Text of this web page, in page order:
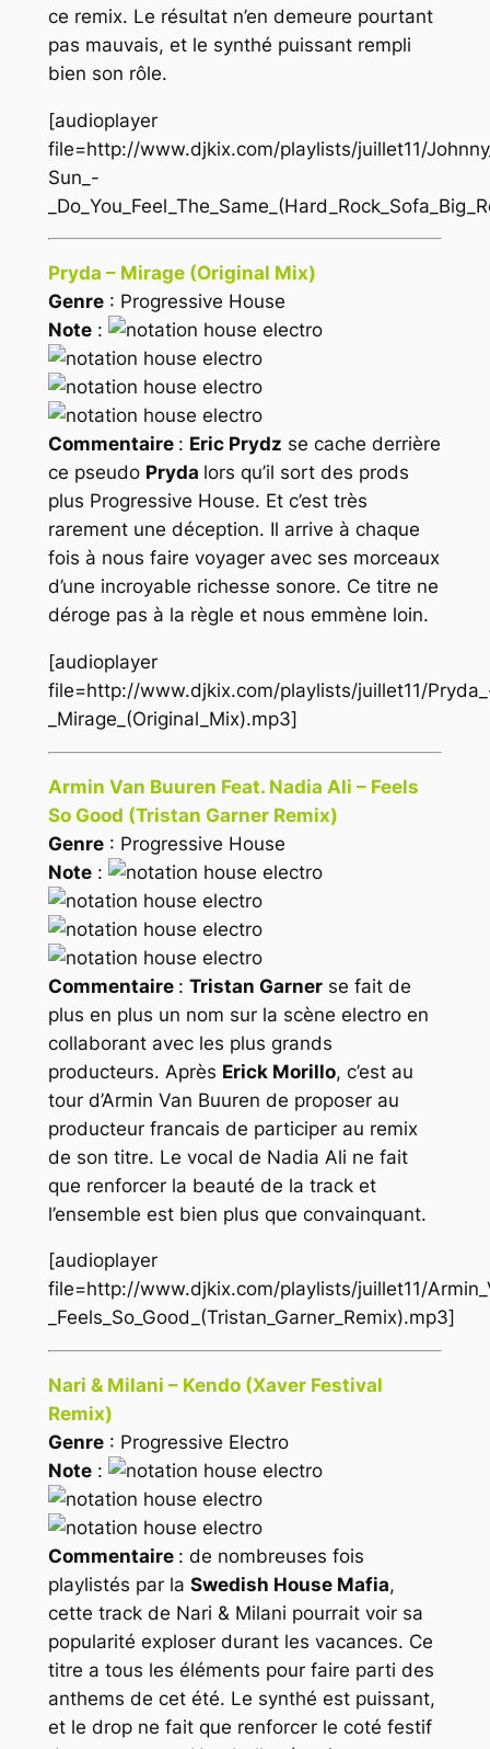
ce remix. Le résultat n’en demeure pourtant
pas mauvais, et le synthé puissant rempli
bien son rôle.
[audioplayer
file=http://www.djkix.com/playlists/juillet11/
Sun_-
Pryda – Mirage (Original Mix)
Genre: Progressive House
Note:
Commentaire : Eric Prydz se cache derrière
ce pseudo Pryda lors qu’il sort des prods
plus Progressive House. Et c’est très
rarement une déception. Il arrive à chaque
fois à nous faire voyager avec ses morceaux
d’une incroyable richesse sonore. Ce titre ne
déroge pas à la règle et nous emmène loin.
[audioplayer
file=http://www.djkix.com/playlists/juillet11/
_Mirage_(Original_Mix).mp3]
Armin Van Buuren Feat. Nadia Ali – Feels
So Good (Tristan Garner Remix)
Genre: Progressive House
Note:
Commentaire : Tristan Garnerse fait de
plus en plus un nom sur la scène electro en
collaborant avec les plus grands
producteurs. Après Erick Morillo, c’est au
tour d’Armin Van Buuren de proposer au
producteur francais de participer au remix
de son titre. Le vocal de Nadia Ali ne fait
que renforcer la beauté de la track et
l’ensemble est bien plus que convainquant.
[audioplayer
file=http://www.djkix.com/playlists/juillet11/
_Feels_So_Good_(Tristan_Garner_Remix).mp3]
Nari & Milani – Kendo (Xaver Festival
Remix)
Genre: Progressive Electro
Note:
Commentaire : de nombreuses fois
playlistés par la Swedish House Mafia,
cette track de Nari & Milani pourrait voir sa
popularité exploser durant les vacances. Ce
titre a tous les éléments pour faire parti des
anthems de cet été. Le synthé est puissant,
et le drop ne fait que renforcer le coté festif